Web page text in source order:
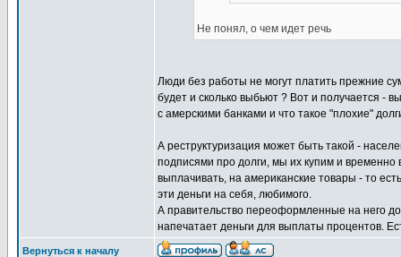
Не понял, о чем идет речь
Люди без работы не могут платить прежние
будет и сколько выбьют ? Вот и получается -
с амерскими банками и что такое "плохие"
А реструктуризация может быть такой -
подписями про долги, мы их купим и
выплачивать, на американские товары - то
эти деньги на себя, любимого.
А правительство переоформленные на него
напечатает деньги для выплаты процентов.
Вернуться к началу